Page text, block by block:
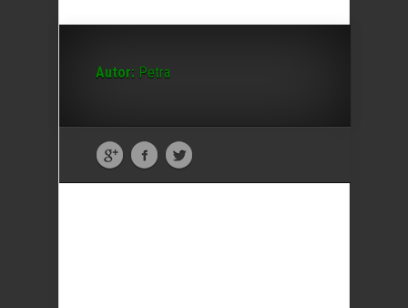
Autor: Petra